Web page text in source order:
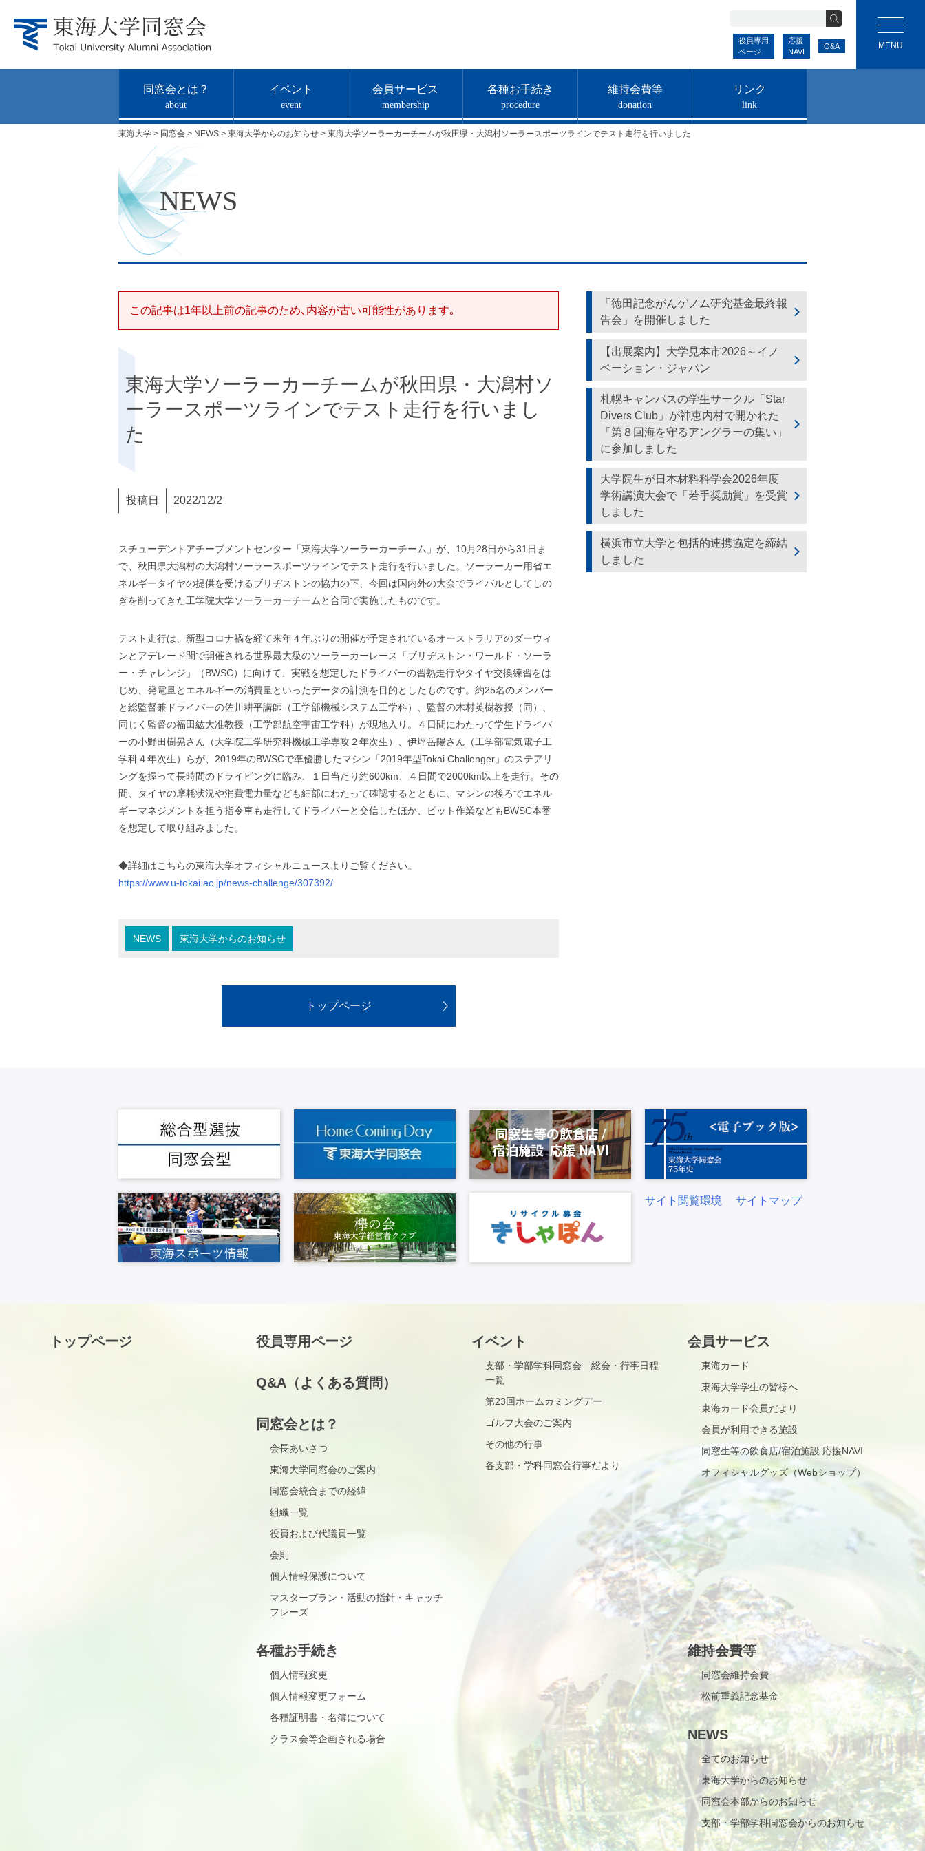
役員専用
ページ
応援
NAVI
Q&A
同窓会とは？
about
イベント
event
会員サービス
membership
各種お手続き
procedure
維持会費等
donation
リンク
link
東海大学 > 同窓会 > NEWS > 東海大学からのお知らせ > 東海大学ソーラーカーチームが秋田県・大潟村ソーラースポーツラインでテスト走行を行いました
NEWS
この記事は1年以上前の記事のため､内容が古い可能性があります｡
東海大学ソーラーカーチームが秋田県・大潟村ソ
ーラースポーツラインでテスト走行を行いまし
た
投稿日 2022/12/2
スチューデントアチーブメントセンター「東海大学ソーラーカーチーム」が、10月28日から31日ま
で、秋田県大潟村の大潟村ソーラースポーツラインでテスト走行を行いました。ソーラーカー用省エ
ネルギータイヤの提供を受けるブリヂストンの協力の下、今回は国内外の大会でライバルとしてしの
ぎを削ってきた工学院大学ソーラーカーチームと合同で実施したものです。
テスト走行は、新型コロナ禍を経て来年４年ぶりの開催が予定されているオーストラリアのダーウィ
ンとアデレード間で開催される世界最大級のソーラーカーレース「ブリヂストン・ワールド・ソーラ
ー・チャレンジ」（BWSC）に向けて、実戦を想定したドライバーの習熟走行やタイヤ交換練習をは
じめ、発電量とエネルギーの消費量といったデータの計測を目的としたものです。約25名のメンバー
と総監督兼ドライバーの佐川耕平講師（工学部機械システム工学科）、監督の木村英樹教授（同）、
同じく監督の福田紘大准教授（工学部航空宇宙工学科）が現地入り。４日間にわたって学生ドライバ
ーの小野田樹晃さん（大学院工学研究科機械工学専攻２年次生）、伊坪岳陽さん（工学部電気電子工
学科４年次生）らが、2019年のBWSCで準優勝したマシン「2019年型Tokai Challenger」のステアリ
ングを握って長時間のドライビングに臨み、１日当たり約600km、４日間で2000km以上を走行。その
間、タイヤの摩耗状況や消費電力量なども細部にわたって確認するとともに、マシンの後ろでエネル
ギーマネジメントを担う指令車も走行してドライバーと交信したほか、ピット作業などもBWSC本番
を想定して取り組みました。
◆詳細はこちらの東海大学オフィシャルニュースよりご覧ください。
https://www.u-tokai.ac.jp/news-challenge/307392/
NEWS 東海大学からのお知らせ
トップページ
「徳田記念がんゲノム研究基金最終報
告会」を開催しました
【出展案内】大学見本市2026～イノ
ベーション・ジャパン
札幌キャンパスの学生サークル「Star
Divers Club」が神恵内村で開かれた
「第８回海を守るアングラーの集い」
に参加しました
大学院生が日本材料科学会2026年度
学術講演大会で「若手奨励賞」を受賞
しました
横浜市立大学と包括的連携協定を締結
しました
サイト閲覧環境 サイトマップ
トップページ 役員専用ページ
Q&A（よくある質問）
同窓会とは？
会長あいさつ
東海大学同窓会のご案内
同窓会統合までの経緯
組織一覧
役員および代議員一覧
会則
個人情報保護について
マスタープラン・活動の指針・キャッチ
フレーズ
イベント
支部・学部学科同窓会 総会・行事日程
一覧
第23回ホームカミングデー
ゴルフ大会のご案内
その他の行事
各支部・学科同窓会行事だより
会員サービス
東海カード
東海大学学生の皆様へ
東海カード会員だより
会員が利用できる施設
同窓生等の飲食店/宿泊施設 応援NAVI
オフィシャルグッズ（Webショップ）
各種お手続き
個人情報変更
個人情報変更フォーム
各種証明書・名簿について
クラス会等企画される場合
維持会費等
同窓会維持会費
松前重義記念基金
NEWS
全てのお知らせ
東海大学からのお知らせ
同窓会本部からのお知らせ
支部・学部学科同窓会からのお知らせ